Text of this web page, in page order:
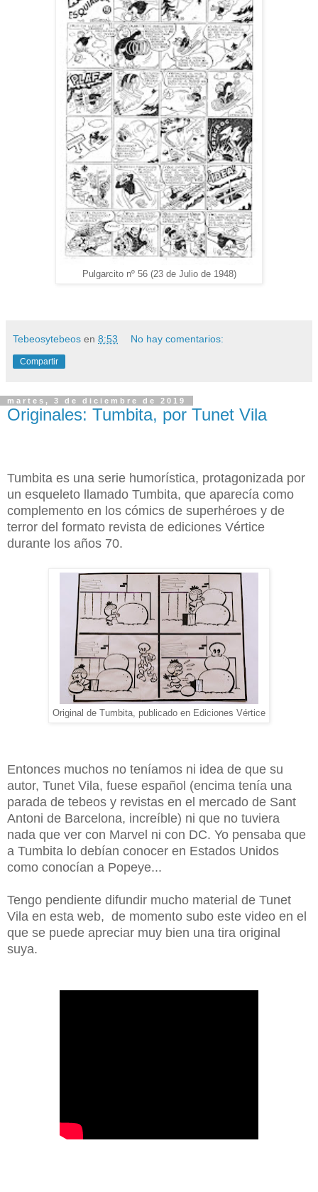
Pulgarcito nº 56 (23 de Julio de 1948)
Tebeosytebeos en 8:53 No hay comentarios:
Compartir
martes, 3 de diciembre de 2019
Originales: Tumbita, por Tunet Vila
Tumbita es una serie humorística, protagonizada por
un esqueleto llamado Tumbita, que aparecía como
complemento en los cómics de superhéroes y de
terror del formato revista de ediciones Vértice
durante los años 70.
Original de Tumbita, publicado en Ediciones Vértice
Entonces muchos no teníamos ni idea de que su
autor, Tunet Vila, fuese español (encima tenía una
parada de tebeos y revistas en el mercado de Sant
Antoni de Barcelona, increíble) ni que no tuviera
nada que ver con Marvel ni con DC. Yo pensaba que
a Tumbita lo debían conocer en Estados Unidos
como conocían a Popeye...
Tengo pendiente difundir mucho material de Tunet
Vila en esta web, de momento subo este video en el
que se puede apreciar muy bien una tira original
suya.